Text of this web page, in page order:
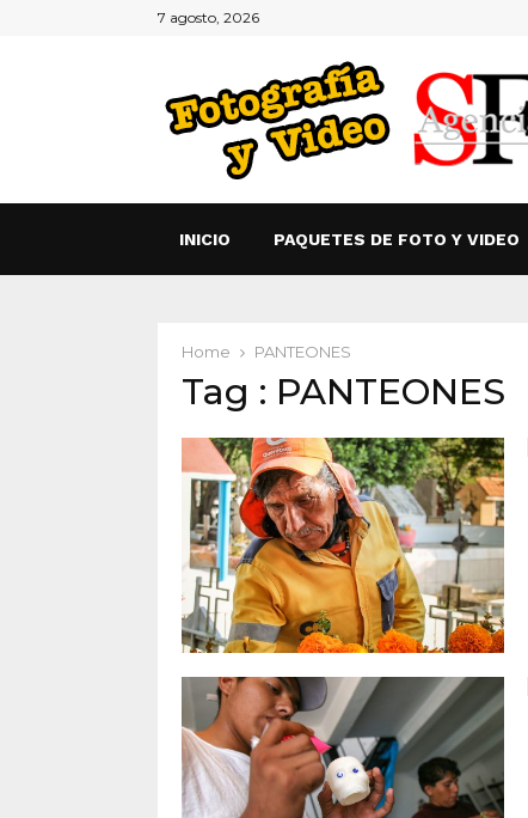
7 agosto, 2026
INICIO PAQUETES DE FOTO Y VIDEO
Home PANTEONES
Tag : PANTEONES